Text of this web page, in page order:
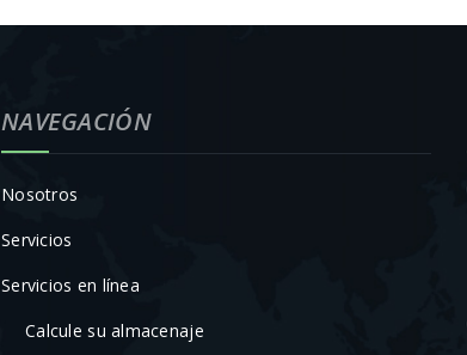
NAVEGACIÓN
Nosotros
Servicios
Servicios en línea
Calcule su almacenaje